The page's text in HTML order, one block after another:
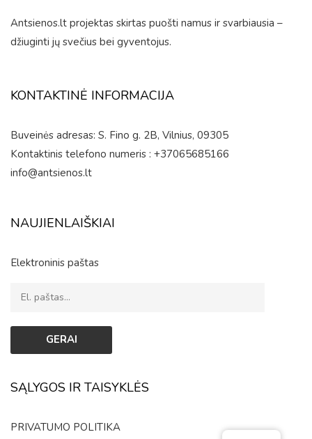
Antsienos.lt projektas skirtas puošti namus ir svarbiausia –
džiuginti jų svečius bei gyventojus.
KONTAKTINĖ INFORMACIJA
Buveinės adresas: S. Fino g. 2B, Vilnius, 09305
Kontaktinis telefono numeris : +37065685166
info@antsienos.lt
NAUJIENLAIŠKIAI
Elektroninis paštas
SĄLYGOS IR TAISYKLĖS
PRIVATUMO POLITIKA